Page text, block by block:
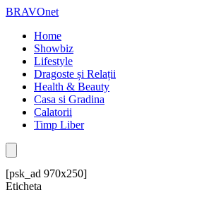
BRAVOnet
Home
Showbiz
Lifestyle
Dragoste și Relații
Health & Beauty
Casa si Gradina
Calatorii
Timp Liber
[psk_ad 970x250]
Eticheta